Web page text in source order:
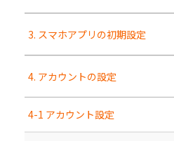
3. スマホアプリの初期設定
4. アカウントの設定
4-1 アカウント設定